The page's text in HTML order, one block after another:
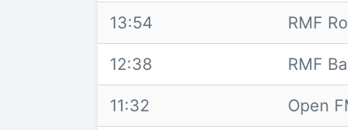
13:54 RMF
12:38 RMF
11:32 Open